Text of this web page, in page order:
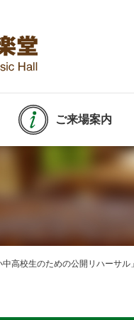
ご来場案内
高校生のための公開リハーサル